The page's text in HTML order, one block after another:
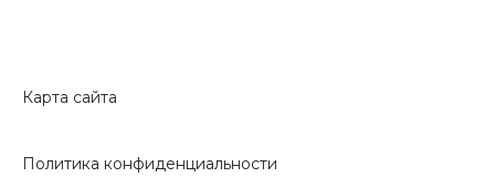
Карта сайта
Политика конфиденциальности